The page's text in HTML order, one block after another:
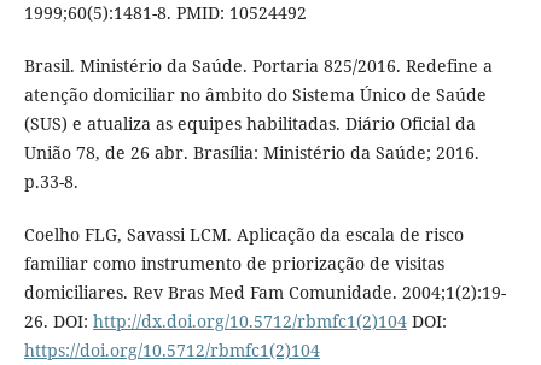
1999;60(5):1481-8. PMID: 10524492
Brasil. Ministério da Saúde. Portaria 825/2016. Redefine a
atenção domiciliar no âmbito do Sistema Único de Saúde
(SUS) e atualiza as equipes habilitadas. Diário Oficial da
União 78, de 26 abr. Brasília: Ministério da Saúde; 2016.
p.33-8.
Coelho FLG, Savassi LCM. Aplicação da escala de risco
familiar como instrumento de priorização de visitas
domiciliares. Rev Bras Med Fam Comunidade. 2004;1(2):19-
26. DOI: http://dx.doi.org/10.5712/rbmfc1(2)104DOI:
https://doi.org/10.5712/rbmfc1(2)104